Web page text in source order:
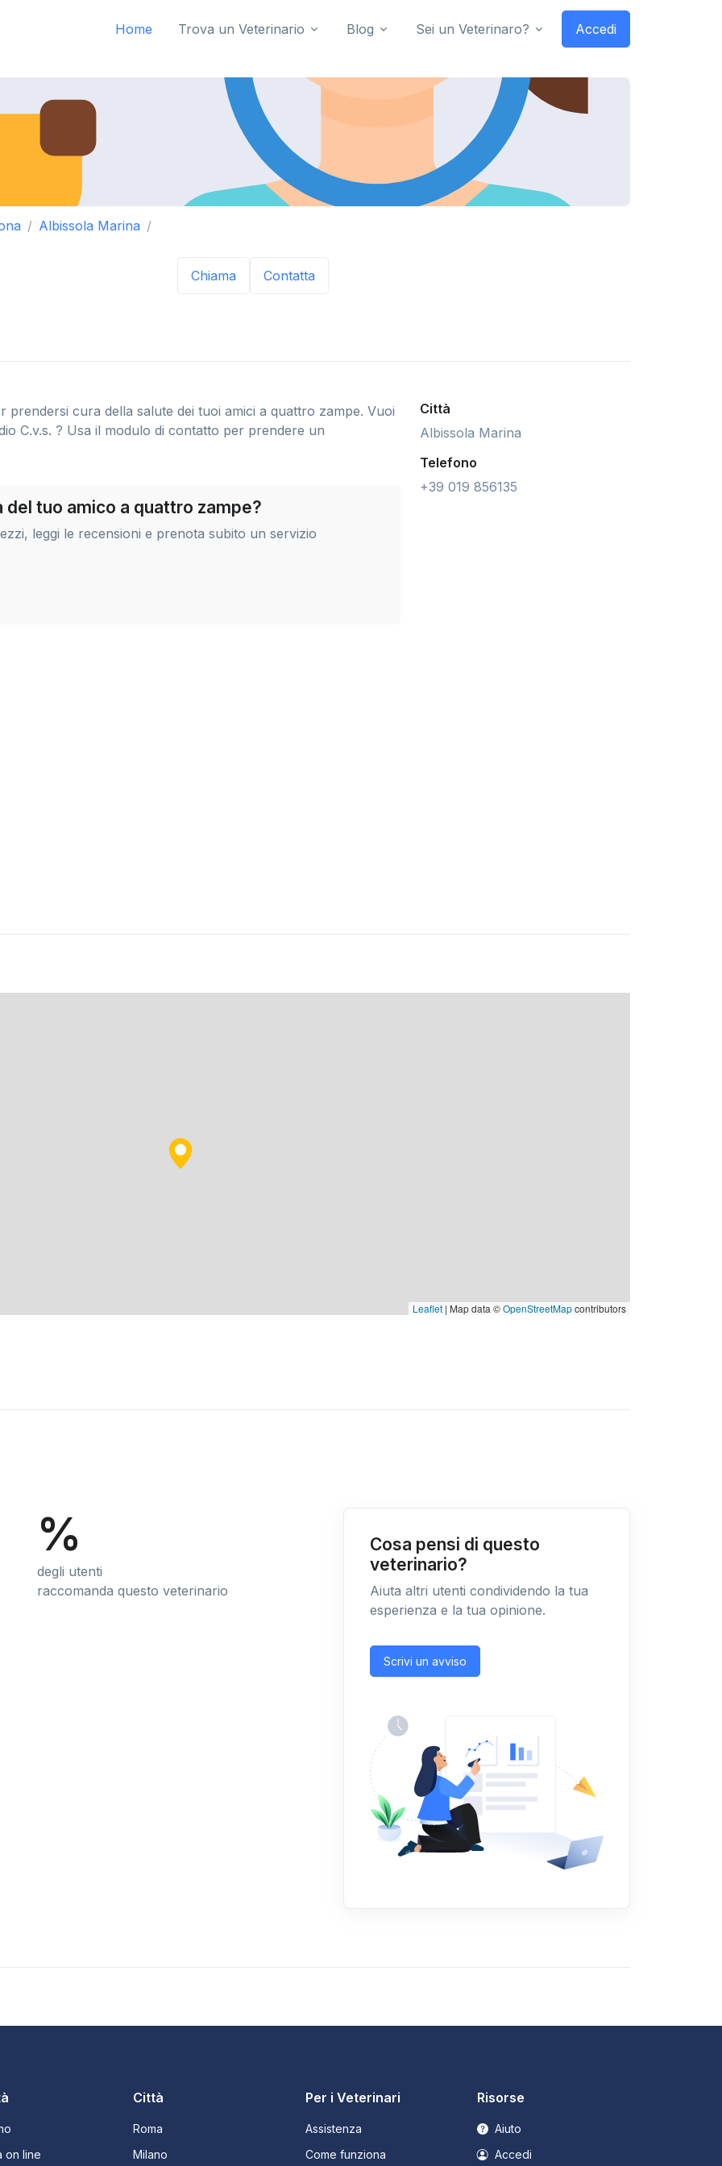
Home Trova un Veterinario Blog Sei un Veterinaro? Accedi
Albissola Marina
Chiama Contatta
Città
Albissola Marina
Telefono
+39 019 856135
prendersi cura della salute dei tuoi amici a quattro zampe. Vuoi
C.v.s. ? Usa il modulo di contatto per prendere un
tuo amico a quattro zampe?
leggi le recensioni e prenota subito un servizio
Leaflet | Map data ©OpenStreetMapcontributors
%
degli utenti
raccomanda questo veterinario
Cosa pensi di questo
veterinario?
Aiuta altri utenti condividendo la tua
esperienza e la tua opinione.
Scrivi un avviso
on line
Città
Roma
Milano
Per i Veterinari
Assistenza
Come funziona
Risorse
Aiuto
Accedi